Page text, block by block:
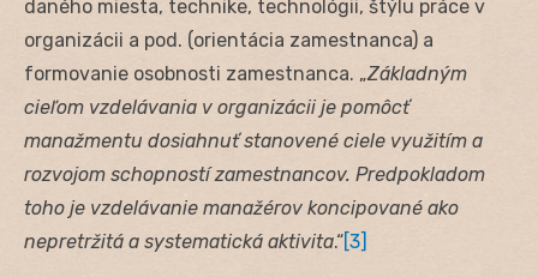
daného miesta, technike, technológii, štýlu práce v
organizácii a pod. (orientácia zamestnanca) a
formovanie osobnosti zamestnanca. „Základným
cieľom vzdelávania v organizácii je pomôcť
manažmentu dosiahnuť stanovené ciele využitím a
rozvojom schopností zamestnancov. Predpokladom
toho je vzdelávanie manažérov koncipované ako
nepretržitá a systematická aktivita.“[3]